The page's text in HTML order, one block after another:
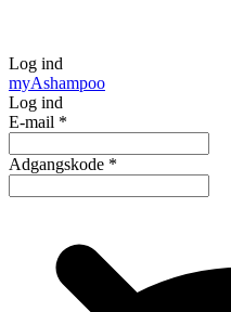
Log ind
myAshampoo
Log ind
E-mail *
Adgangskode *